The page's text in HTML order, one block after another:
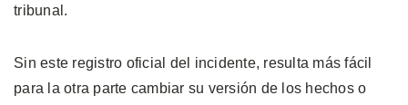
tribunal.
Sin este registro oficial del incidente, resulta más fácil
para la otra parte cambiar su versión de los hechos o